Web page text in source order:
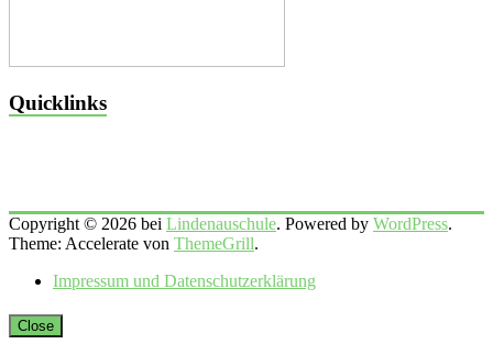
Quicklinks
Copyright © 2026 bei Lindenauschule. Powered by WordPress.
Theme: Accelerate von ThemeGrill.
Impressum und Datenschutzerklärung
Close